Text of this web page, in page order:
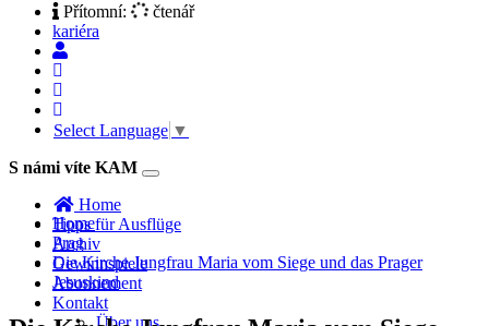
Přítomní:
čtenář
kariéra
Select Language ▼
S námi víte KAM
Toggle
Home
Tipps für Ausflüge
Archiv
Gewinnspiele
Abonnement
Kontakt
Über uns
Home
Prag
Die Kirche Jungfrau Maria vom Siege und das Prager
Jesuskind